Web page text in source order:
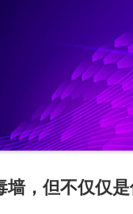
墙，但不仅仅